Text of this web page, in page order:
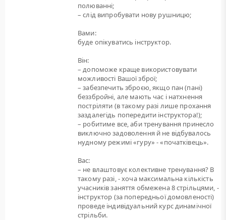
полюванні;
– слід випробувати нову рушницю;
Вами:
буде опікуватись інструктор.
Він:
– допоможе краще використовувати
можливості Вашої зброї;
– забезпечить зброєю, якщо пан (пані)
беззбройні, але мають час і натхнення
постріляти (в такому разі лише прохання
заздалегідь попередити інструктора!);
– робитиме все, аби тренування принесло
виключно задоволення й не відбувалось
нудному режимі «гуру» - «початківець».
Вас:
– не влаштовує колективне тренування? В
такому разі, - хоча максимальна кількість
учасників заняття обмежена 8 стрільцями, -
інструктор (за попередньої домовленості)
проведе індивідуальний курс динамічної
стрільби.